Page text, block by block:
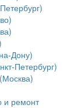
Дону)
Петербург)
и ремонт